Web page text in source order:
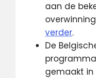
aan de
verder.
De
gemaakt in